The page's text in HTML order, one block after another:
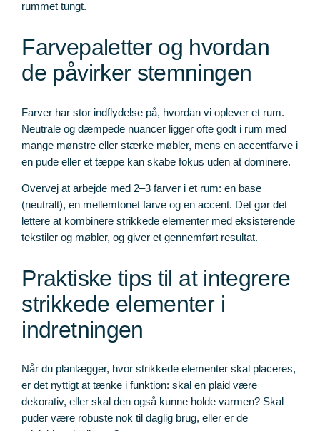
rummet tungt.
Farvepaletter og hvordan
de påvirker stemningen
Farver har stor indflydelse på, hvordan vi oplever et rum.
Neutrale og dæmpede nuancer ligger ofte godt i rum med
mange mønstre eller stærke møbler, mens en accentfarve i
en pude eller et tæppe kan skabe fokus uden at dominere.
Overvej at arbejde med 2–3 farver i et rum: en base
(neutralt), en mellemtonet farve og en accent. Det gør det
lettere at kombinere strikkede elementer med eksisterende
tekstiler og møbler, og giver et gennemført resultat.
Praktiske tips til at integrere
strikkede elementer i
indretningen
Når du planlægger, hvor strikkede elementer skal placeres,
er det nyttigt at tænke i funktion: skal en plaid være
dekorativ, eller skal den også kunne holde varmen? Skal
puder være robuste nok til daglig brug, eller er de